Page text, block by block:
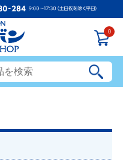
0